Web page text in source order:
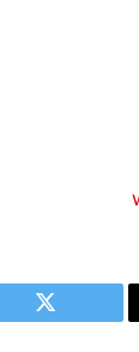
Twitter